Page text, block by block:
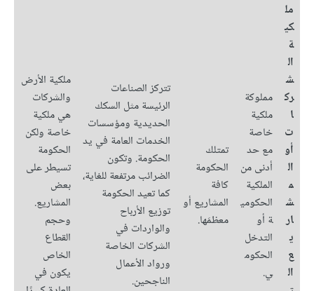
مل
كي
ة
ال
ش
رك
ا
ت
أو
ال
م
ش
ار
ي
ع
ال
مملوكة
ملكية
خاصة
مع حد
أدنى من
الملكية
الحكومي
ة أو
التدخل
الحكوم
ي.
تمتلك
الحكومة
كافة
المشاريع أو
معظمَها.
تتركز الصناعات
الرئيسة مثل السكك
الحديدية ومؤسسات
الخدمات العامة في يد
الحكومة. وتكون
الضرائب مرتفعة للغاية،
كما تعيد الحكومة
توزيع الأرباح
والواردات في
الشركات الخاصة
ورواد الأعمال
الناجحين.
ملكية الأرض
والشركات
هي ملكية
خاصة ولكن
الحكومة
تسيطر على
بعض
المشاريع.
وحجم
القطاع
الخاص
يكون في